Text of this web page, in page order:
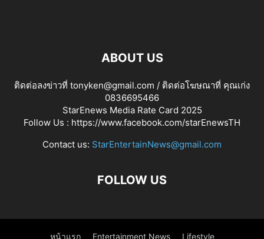
ABOUT US
ติดต่อลงข่าวที่ tonyken@gmail.com / ติดต่อโฆษณาที่ คุณเก่ง
0836695466
StarEnews Media Rate Card 2025
Follow Us : https://www.facebook.com/starEnewsTH
Contact us: StarEntertainNews@gmail.com
FOLLOW US
หน้าแรก Entertainment News Lifestyle